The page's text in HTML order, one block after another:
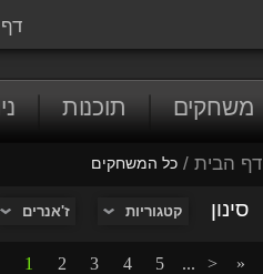
תוכנות משחקים
דף הבית / כל המשחקים
סינון קטגוריות ז'אנרים
1 2 3 4 5 ... > »